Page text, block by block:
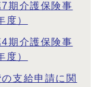
期介護保険事
）
期介護保険事
）
支給申請に関